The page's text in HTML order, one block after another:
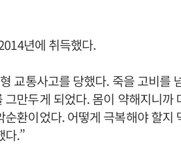
년에 취득했다.
교통사고를 당했다. 죽을 고비를
그만두게 되었다. 몸이 약해지니
순환이었다. 어떻게 극복해야 할
다.”